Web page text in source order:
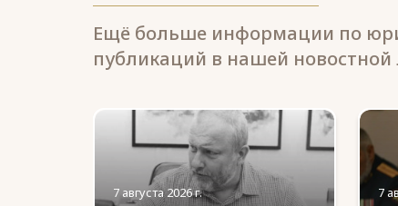
Ещё больше информации по
публикаций в нашей новостной
7 августа 2026 г. 7